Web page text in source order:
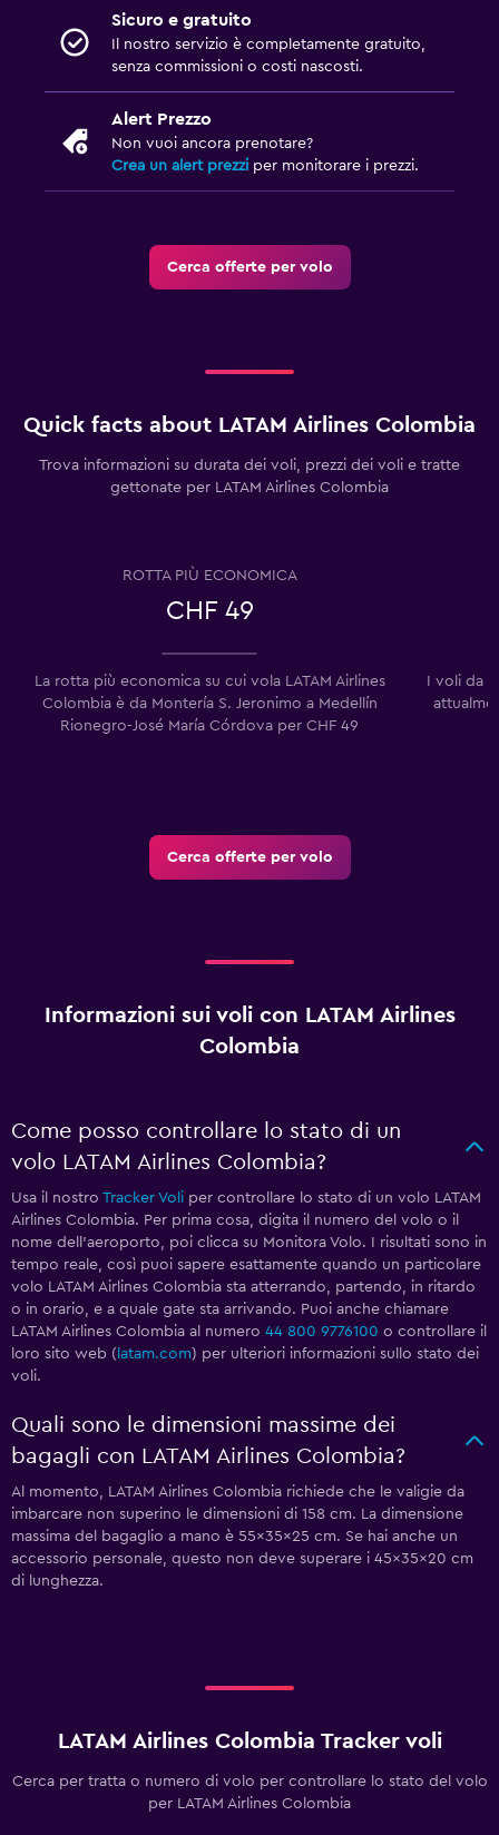
Sicuro e gratuito
Il nostro servizio è completamente gratuito,
senza commissioni o costi nascosti.
Alert Prezzo
Non vuoi ancora prenotare?
Crea un alert prezzi per monitorare i prezzi.
Cerca offerte per volo
Quick facts about LATAM Airlines Colombia
Trova informazioni su durata dei voli, prezzi dei voli e tratte
gettonate per LATAM Airlines Colombia
ROTTA PIÙ ECONOMICA
CHF 49
La rotta più economica su cui vola LATAM Airlines
Colombia è da Montería S. Jeronimo a Medellín
Rionegro-José María Córdova per CHF 49
I voli da
Cerca offerte per volo
Informazioni sui voli con LATAM Airlines
Colombia
Come posso controllare lo stato di un
volo LATAM Airlines Colombia?
Usa il nostro Tracker Voli per controllare lo stato di un volo LATAM
Airlines Colombia. Per prima cosa, digita il numero del volo o il
nome dell'aeroporto, poi clicca su Monitora Volo. I risultati sono in
tempo reale, così puoi sapere esattamente quando un particolare
volo LATAM Airlines Colombia sta atterrando, partendo, in ritardo
o in orario, e a quale gate sta arrivando. Puoi anche chiamare
LATAM Airlines Colombia al numero 44 800 9776100 o controllare il
loro sito web ( latam.com) per ulteriori informazioni sullo stato dei
voli.
Quali sono le dimensioni massime dei
bagagli con LATAM Airlines Colombia?
Al momento, LATAM Airlines Colombia richiede che le valigie da
imbarcare non superino le dimensioni di 158 cm. La dimensione
massima del bagaglio a mano è 55x35x25 cm. Se hai anche un
accessorio personale, questo non deve superare i 45x35x20 cm
di lunghezza.
LATAM Airlines Colombia Tracker voli
Cerca per tratta o numero di volo per controllare lo stato del volo
per LATAM Airlines Colombia